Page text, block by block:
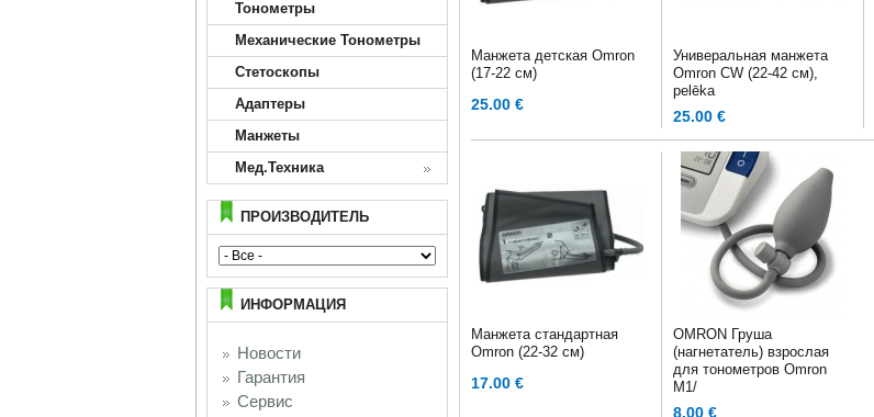
Тонометры
Механические Тонометры
Стетоскопы
Адаптеры
Манжеты
Мед.Техника
ПРОИЗВОДИТЕЛЬ
ИНФОРМАЦИЯ
Новости
Гарантия
Сервис
Манжета детская Omron
(17-22 см)
25.00 €
Универальная манжета
Omron CW (22-42 см),
pelēka
25.00 €
Манжета стандартная
Omron (22-32 см)
17.00 €
OMRON Груша
(нагнетатель) взрослая
для тонометров Omron
M1/
8.00 €